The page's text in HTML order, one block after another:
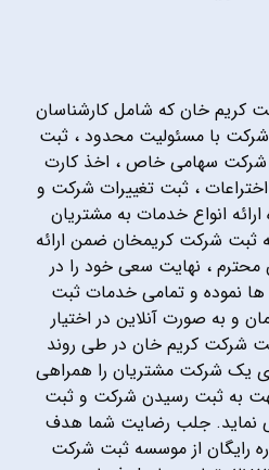
خان که شامل کارشناسان
با مسئولیت محدود ، ثبت
سهامی خاص ، اخذ کارت
اختراعات ، ثبت تغییرات شرکت و
انواع خدمات به مشتریان
ثبت شرکت کریمخان ضمن ارائه
محترم ، نهایت سعی خود را در
نموده و تمامی خدمات ثبت
و به صورت آنلاین در اختیار
شرکت کریم خان در طی روند
یک شرکت مشتریان را همراهی
به ثبت رسیدن شرکت و ثبت
نماید. جلب رضایت شما هدف
رایگان از موسسه ثبت شرکت